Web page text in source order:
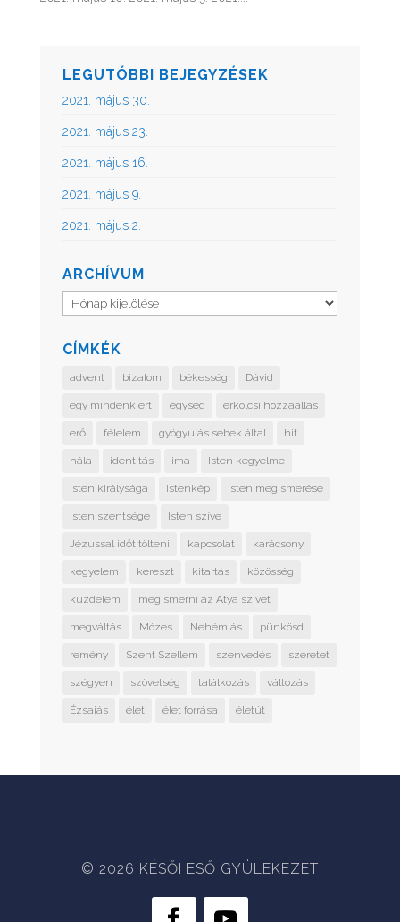
LEGUTÓBBI BEJEGYZÉSEK
2021. május 30.
2021. május 23.
2021. május 16.
2021. május 9.
2021. május 2.
ARCHÍVUM
Archívum
CÍMKÉK
advent bizalom békesség Dávid
egy mindenkiért egység erkölcsi hozzáállás
erő félelem gyógyulás sebek által hit
hála identitás ima Isten kegyelme
Isten királysága istenkép Isten megismerése
Isten szentsége Isten szíve
Jézussal időt tölteni kapcsolat karácsony
kegyelem kereszt kitartás közösség
küzdelem megismerni az Atya szívét
megváltás Mózes Nehémiás pünkösd
remény Szent Szellem szenvedés szeretet
szégyen szövetség találkozás változás
Ézsaiás élet élet forrása életút
© 2026 KÉSŐI ESŐ GYÜLEKEZET